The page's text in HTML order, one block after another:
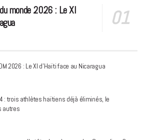
monde 2026 : Le XI
2026 : Le XI d’Haïti face au Nicaragua
: trois athlètes haïtiens déjà éliminés, le
autres